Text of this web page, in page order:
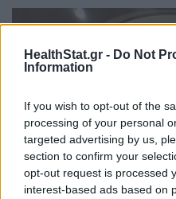
HealthStat.gr - Do Not
Information
If you wish to opt-out of the
processing of your personal
targeted advertising by us,
section to confirm your
opt-out request is processed
interest-based ads based on